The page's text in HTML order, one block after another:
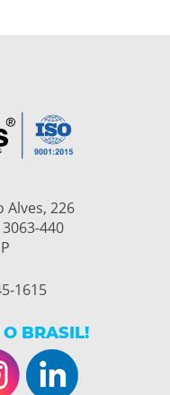
Alves, 226
440
1615
BRASIL!